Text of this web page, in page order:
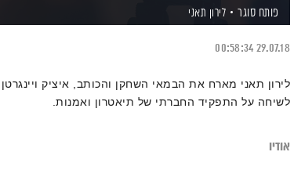
פותח סוגר לירון תאני
29.07.18
00:58:34
לירון תאני מארח את הבמאי השחקן והכותב, איציק ויינגרטן
לשיחה על התפקיד החברתי של תיאטרון ואמנות.
אודיו